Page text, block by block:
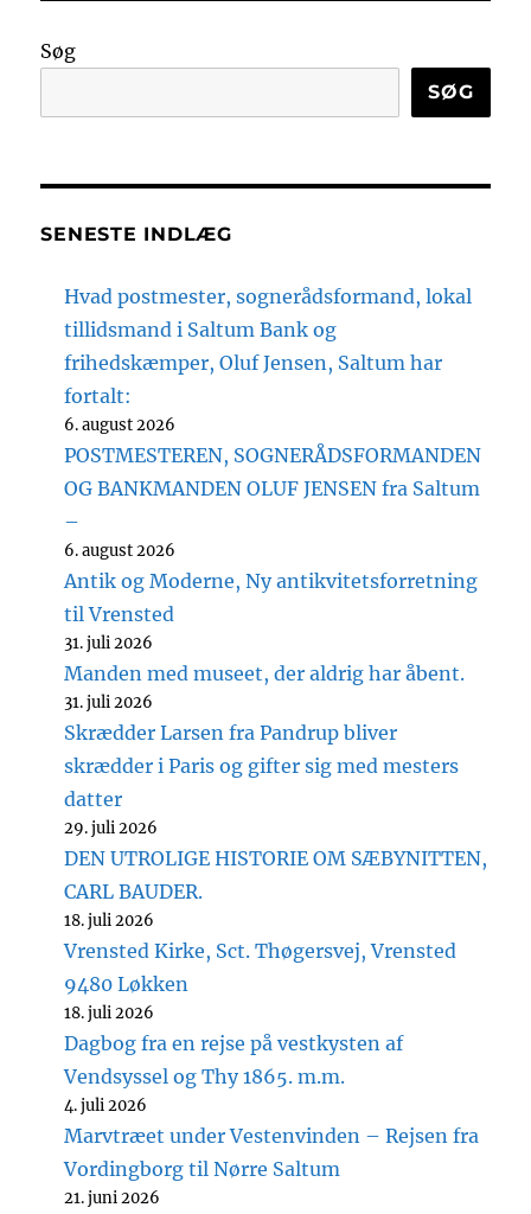
Søg
SØG
SENESTE INDLÆG
Hvad postmester, sognerådsformand, lokal
tillidsmand i Saltum Bank og
frihedskæmper, Oluf Jensen, Saltum har
fortalt:
6. august 2026
POSTMESTEREN, SOGNERÅDSFORMANDEN
OG BANKMANDEN OLUF JENSEN fra Saltum
–
6. august 2026
Antik og Moderne, Ny antikvitetsforretning
til Vrensted
31. juli 2026
Manden med museet, der aldrig har åbent.
31. juli 2026
Skrædder Larsen fra Pandrup bliver
skrædder i Paris og gifter sig med mesters
datter
29. juli 2026
DEN UTROLIGE HISTORIE OM SÆBYNITTEN,
CARL BAUDER.
18. juli 2026
Vrensted Kirke, Sct. Thøgersvej, Vrensted
9480 Løkken
18. juli 2026
Dagbog fra en rejse på vestkysten af
Vendsyssel og Thy 1865. m.m.
4. juli 2026
Marvtræet under Vestenvinden – Rejsen fra
Vordingborg til Nørre Saltum
21. juni 2026